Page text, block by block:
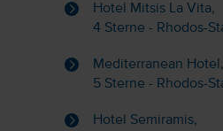
Hotel Mitsis La Vita,
4 Sterne - Rhodos-
Mediterranean Hotel,
5 Sterne - Rhodos-
Hotel Semiramis,